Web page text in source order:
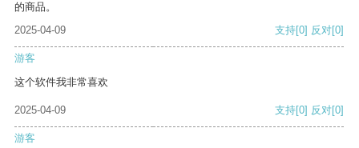
的商品。
2025-04-09
支持[0] 反对[0]
游客
这个软件我非常喜欢
2025-04-09 支持[0] 反对[0]
游客